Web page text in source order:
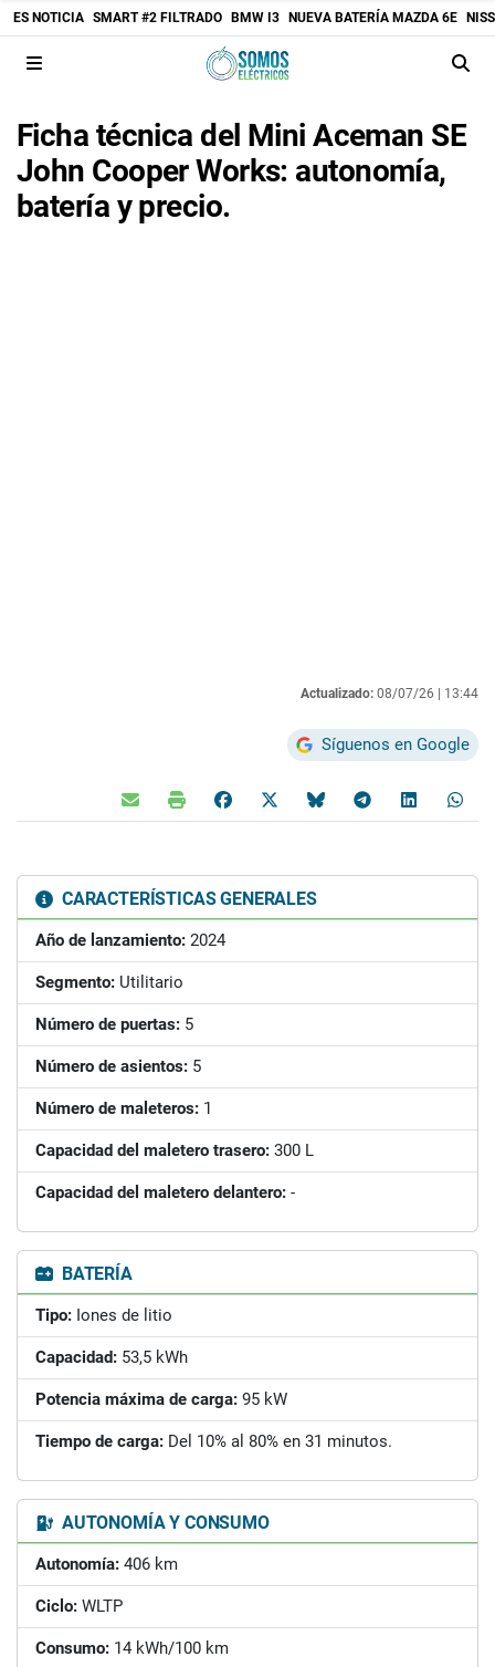
ES NOTICIA SMART #2 FILTRADO BMW I3 NUEVA BATERÍA MAZDA 6E
Ficha técnica del Mini Aceman SE
John Cooper Works: autonomía,
batería y precio.
Actualizado: 08/07/26 | 13:44
Síguenos en Google
CARACTERÍSTICAS GENERALES
Año de lanzamiento: 2024
Segmento: Utilitario
Número de puertas: 5
Número de asientos: 5
Número de maleteros: 1
Capacidad del maletero trasero: 300 L
Capacidad del maletero delantero: -
BATERÍA
Tipo: Iones de litio
Capacidad: 53,5 kWh
Potencia máxima de carga: 95 kW
Tiempo de carga: Del 10% al 80% en 31 minutos.
AUTONOMÍA Y CONSUMO
Autonomía: 406 km
Ciclo: WLTP
Consumo: 14 kWh/100 km